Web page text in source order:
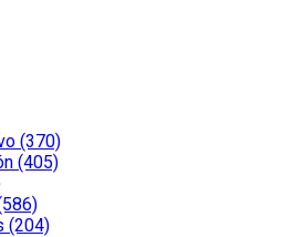
(370)
(405)
(204)